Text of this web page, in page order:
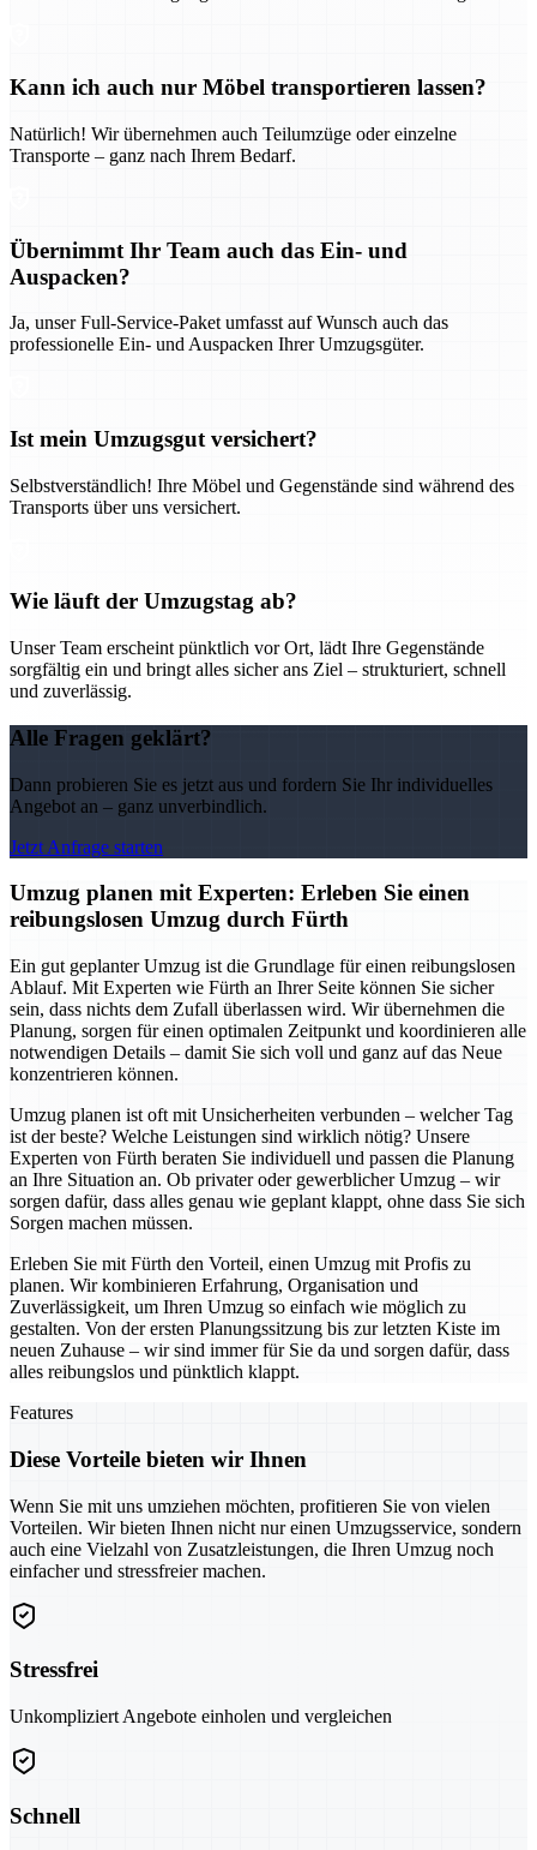
Kann ich auch nur Möbel transportieren lassen?
Natürlich! Wir übernehmen auch Teilumzüge oder einzelne
Transporte – ganz nach Ihrem Bedarf.
Übernimmt Ihr Team auch das Ein- und
Auspacken?
Ja, unser Full-Service-Paket umfasst auf Wunsch auch das
professionelle Ein- und Auspacken Ihrer Umzugsgüter.
Ist mein Umzugsgut versichert?
Selbstverständlich! Ihre Möbel und Gegenstände sind während des
Transports über uns versichert.
Wie läuft der Umzugstag ab?
Unser Team erscheint pünktlich vor Ort, lädt Ihre Gegenstände
sorgfältig ein und bringt alles sicher ans Ziel – strukturiert, schnell
und zuverlässig.
Alle Fragen geklärt?
Dann probieren Sie es jetzt aus und fordern Sie Ihr individuelles
Angebot an – ganz unverbindlich.
Jetzt Anfrage starten
Umzug planen mit Experten: Erleben Sie einen
reibungslosen Umzug durch Fürth
Ein gut geplanter Umzug ist die Grundlage für einen reibungslosen
Ablauf. Mit Experten wie Fürth an Ihrer Seite können Sie sicher
sein, dass nichts dem Zufall überlassen wird. Wir übernehmen die
Planung, sorgen für einen optimalen Zeitpunkt und koordinieren alle
notwendigen Details – damit Sie sich voll und ganz auf das Neue
konzentrieren können.
Umzug planen ist oft mit Unsicherheiten verbunden – welcher Tag
ist der beste? Welche Leistungen sind wirklich nötig? Unsere
Experten von Fürth beraten Sie individuell und passen die Planung
an Ihre Situation an. Ob privater oder gewerblicher Umzug – wir
sorgen dafür, dass alles genau wie geplant klappt, ohne dass Sie sich
Sorgen machen müssen.
Erleben Sie mit Fürth den Vorteil, einen Umzug mit Profis zu
planen. Wir kombinieren Erfahrung, Organisation und
Zuverlässigkeit, um Ihren Umzug so einfach wie möglich zu
gestalten. Von der ersten Planungssitzung bis zur letzten Kiste im
neuen Zuhause – wir sind immer für Sie da und sorgen dafür, dass
alles reibungslos und pünktlich klappt.
Features
Diese Vorteile bieten wir Ihnen
Wenn Sie mit uns umziehen möchten, profitieren Sie von vielen
Vorteilen. Wir bieten Ihnen nicht nur einen Umzugsservice, sondern
auch eine Vielzahl von Zusatzleistungen, die Ihren Umzug noch
einfacher und stressfreier machen.
Stressfrei
Unkompliziert Angebote einholen und vergleichen
Schnell